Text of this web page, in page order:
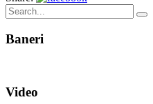
Baneri
Video